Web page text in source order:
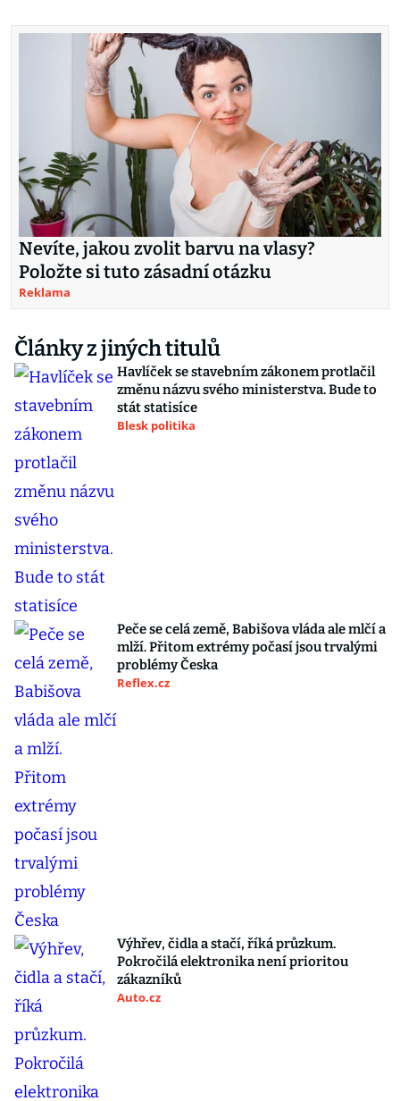
Nevíte, jakou zvolit barvu na vlasy?
Položte si tuto zásadní otázku
Reklama
Články z jiných titulů
Havlíček se stavebním zákonem protlačil
změnu názvu svého ministerstva. Bude to
stát statisíce
Blesk politika
Peče se celá země, Babišova vláda ale mlčí a
mlží. Přitom extrémy počasí jsou trvalými
problémy Česka
Reflex.cz
Výhřev, čidla a stačí, říká průzkum.
Pokročilá elektronika není prioritou
zákazníků
Auto.cz